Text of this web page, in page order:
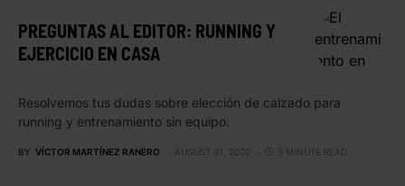
PREGUNTAS AL EDITOR: RUNNING Y
EJERCICIO EN CASA
Resolvemos tus dudas sobre elección de calzado para
running y entrenamiento sin equipo.
BY VÍCTOR MARTÍNEZ RANERO AUGUST 31, 2020 3 MINUTE READ